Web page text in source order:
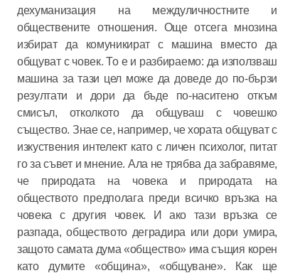
дехуманизация на междуличностните и
обществените отношения. Още отсега мнозина
избират да комуникират с машина вместо да
общуват с човек. То е и разбираемо: да използваш
машина за тази цел може да доведе до по-бързи
резултати и дори да бъде по-наситено откъм
смисъл, отколкото да общуваш с човешко
същество. Знае се, например, че хората общуват с
изкуствения интелект като с личен психолог, питат
го за съвет и мнение. Ала не трябва да забравяме,
че природата на човека и природата на
обществото предполага преди всичко връзка на
човека с другия човек. И ако тази връзка се
разпада, обществото деградира или дори умира,
защото самата дума «общество» има същия корен
като думите «община», «общуване». Как ще